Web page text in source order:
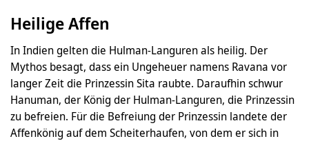
Heilige Affen
In Indien gelten die Hulman-Languren als heilig. Der
Mythos besagt, dass ein Ungeheuer namens Ravana vor
langer Zeit die Prinzessin Sita raubte. Daraufhin schwur
Hanuman, der König der Hulman-Languren, die Prinzessin
zu befreien. Für die Befreiung der Prinzessin landete der
Affenkönig auf dem Scheiterhaufen, von dem er sich in